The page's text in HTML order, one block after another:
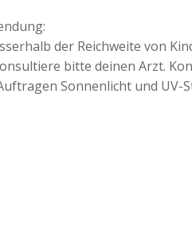
der Reichweite von
bitte deinen Arzt.
Sonnenlicht und UV-